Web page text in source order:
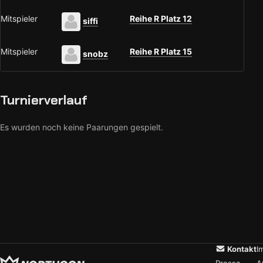
Mitspieler siffi Reihe R Platz 12
Mitspieler snobz Reihe R Platz 15
Turnierverlauf
Es wurden noch keine Paarungen gespielt.
Kontakt